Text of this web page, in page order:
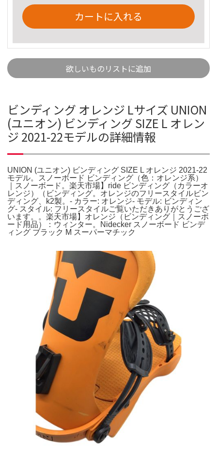
カートに入れる
欲しいものリストに追加
ビンディング オレンジ Lサイズ UNION
(ユニオン) ビンディング SIZE L オレン
ジ 2021-22モデルの詳細情報
UNION (ユニオン) ビンディング SIZE L オレンジ 2021-22
モデル。スノーボード ビンディング（色：オレンジ系）
｜スノーボード。楽天市場】ride ビンディング（カラーオ
レンジ）（ビンディング。オレンジのフリースタイルビン
ディング、k2製。- カラー: オレンジ- モデル: ビンディン
グ- スタイル: フリースタイルご覧いただきありがとうござ
います。。楽天市場】オレンジ（ビンディング｜スノーボ
ード用品）：ウィンター。Nidecker スノーボード ビンデ
ィング ブラック M スーパーマチック